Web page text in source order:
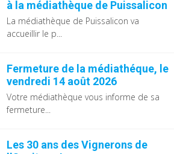
à la médiathèque de Puissalicon
La médiathèque de Puissalicon va
accueillir le p...
Fermeture de la médiathéque, le
vendredi 14 août 2026
Votre médiathèque vous informe de sa
fermeture...
Les 30 ans des Vignerons de